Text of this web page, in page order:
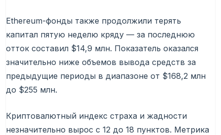
Ethereum-фонды также продолжили терять
капитал пятую неделю кряду — за последнюю
отток составил $14,9 млн. Показатель оказался
значительно ниже объемов вывода средств за
предыдущие периоды в диапазоне от $168,2 млн
до $255 млн.
Криптовалютный индекс страха и жадности
незначительно вырос с 12 до 18 пунктов. Метрика